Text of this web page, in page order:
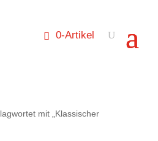
0-Artikel
mit „Klassischer